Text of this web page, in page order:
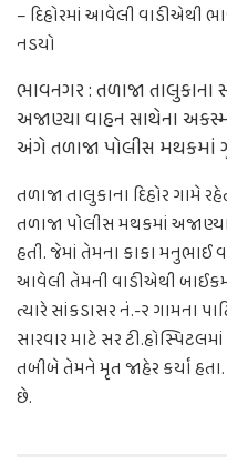
– દિહોરમાં આવેલી વાડીએથી
નડયો
ભાવનગર : તળાજા તાલુકાના
અજાણ્યા વાહન સાથેના
અંગે તળાજા પોલીસ મથકમાં
તળાજા તાલુકાના દિહોર ગામે
તળાજા પોલીસ મથકમાં અજાણ્યા
હતી. જેમાં તેમના કાકા મનુભાઈ
આવેલી તેમની વાડીએથી
ત્યારે સાંકડાસર નં.-૨ ગામના
સારવાર માટે સર
તબીબે તેમને મૃત જાહેર કર્યાં
છે.